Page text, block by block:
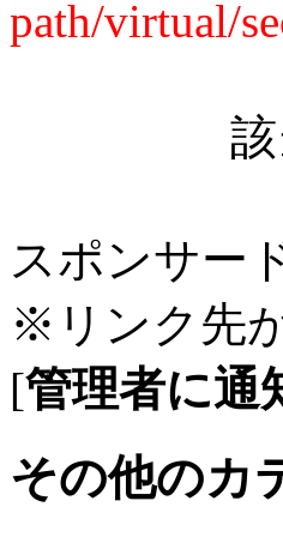
path/virtual/
スポンサー
※リンク先
[管理者に通
その他のカ